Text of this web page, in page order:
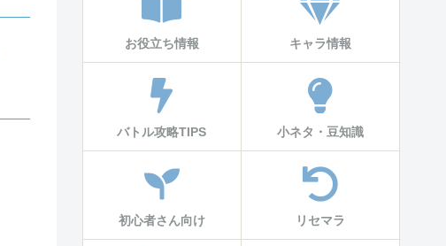
お役立ち情報 キャラ情報
バトル攻略TIPS 小ネタ・豆知識
初心者さん向け リセマラ